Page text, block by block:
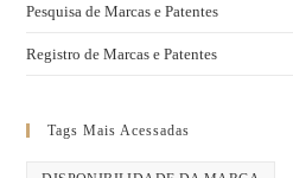
Pesquisa de Marcas e Patentes
Registro de Marcas e Patentes
Tags Mais Acessadas